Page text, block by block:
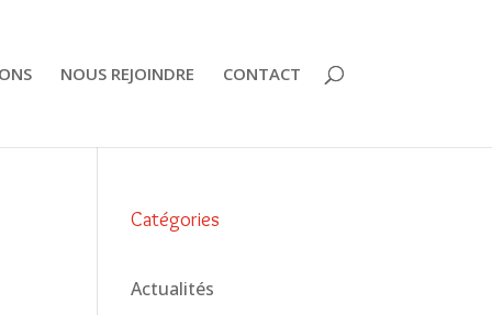
NOUS REJOINDRE CONTACT
Catégories
Actualités